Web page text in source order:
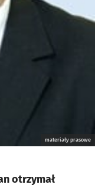
materiały prasowe
otrzymał